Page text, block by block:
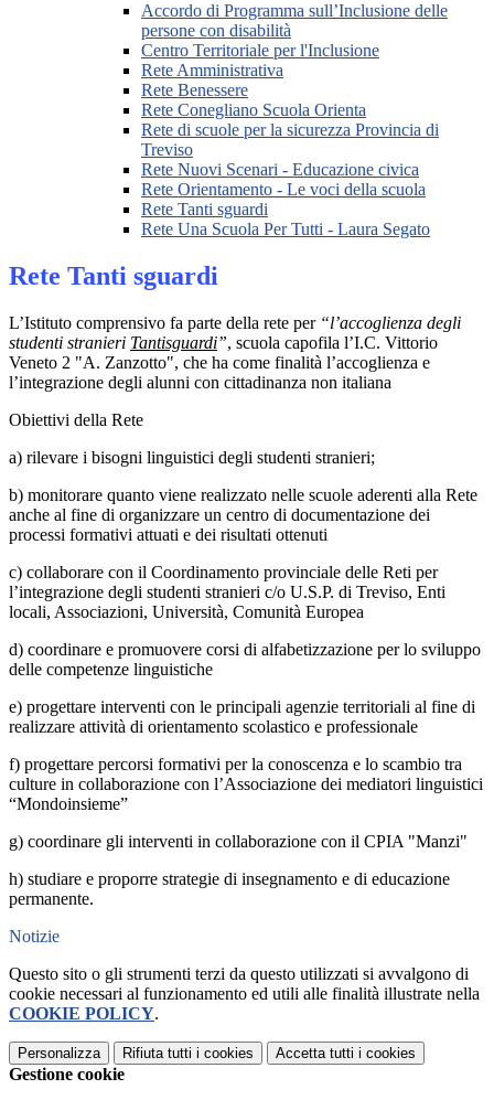
Accordo di Programma sull’Inclusione delle
persone con disabilità
Centro Territoriale per l'Inclusione
Rete Amministrativa
Rete Benessere
Rete Conegliano Scuola Orienta
Rete di scuole per la sicurezza Provincia di
Treviso
Rete Nuovi Scenari - Educazione civica
Rete Orientamento - Le voci della scuola
Rete Tanti sguardi
Rete Una Scuola Per Tutti - Laura Segato
Rete Tanti sguardi
L’Istituto comprensivo fa parte della rete per “l’accoglienza degli
studenti stranieri Tantisguardi”, scuola capofila l’I.C. Vittorio
Veneto 2 "A. Zanzotto", che ha come finalità l’accoglienza e
l’integrazione degli alunni con cittadinanza non italiana
Obiettivi della Rete
a) rilevare i bisogni linguistici degli studenti stranieri;
b) monitorare quanto viene realizzato nelle scuole aderenti alla Rete
anche al fine di organizzare un centro di documentazione dei
processi formativi attuati e dei risultati ottenuti
c) collaborare con il Coordinamento provinciale delle Reti per
l’integrazione degli studenti stranieri c/o U.S.P. di Treviso, Enti
locali, Associazioni, Università, Comunità Europea
d) coordinare e promuovere corsi di alfabetizzazione per lo sviluppo
delle competenze linguistiche
e) progettare interventi con le principali agenzie territoriali al fine di
realizzare attività di orientamento scolastico e professionale
f) progettare percorsi formativi per la conoscenza e lo scambio tra
culture in collaborazione con l’Associazione dei mediatori linguistici
“Mondoinsieme”
g) coordinare gli interventi in collaborazione con il CPIA "Manzi"
h) studiare e proporre strategie di insegnamento e di educazione
permanente.
Notizie
Questo sito o gli strumenti terzi da questo utilizzati si avvalgono di
cookie necessari al funzionamento ed utili alle finalità illustrate nella
COOKIE POLICY.
Personalizza Rifiuta tutti i cookies Accetta tutti i cookies
Gestione cookie